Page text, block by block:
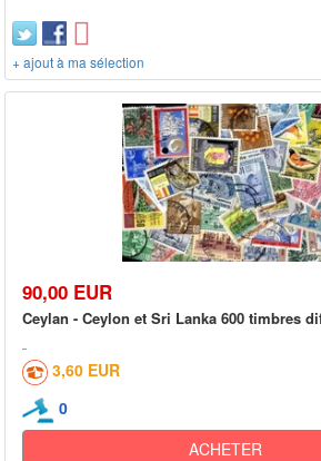
+ ajout à ma sélection
90,00 EUR
Ceylan - Ceylon et Sri Lanka 600 timbres
3,60 EUR
0
ACHETER